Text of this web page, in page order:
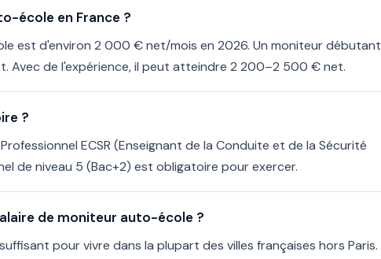
école en France ?
est d'environ 2 000 € net/mois en 2026. Un moniteur débutant
Avec de l'expérience, il peut atteindre 2 200–2 500 € net.
?
ECSR (Enseignant de la Conduite et de la Sécurité
de niveau 5 (Bac+2) est obligatoire pour exercer.
de moniteur auto-école ?
pour vivre dans la plupart des villes françaises hors Paris.